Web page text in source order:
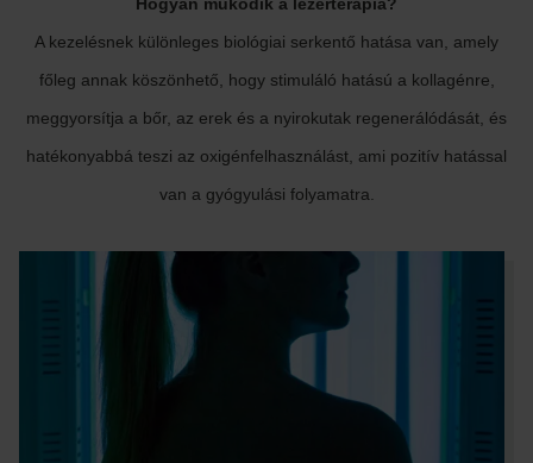
A kezelésnek különleges biológiai serkentő hatása van, amely
főleg annak köszönhető, hogy stimuláló hatású a kollagénre,
meggyorsítja a bőr, az erek és a nyirokutak regenerálódását, és
hatékonyabbá teszi az oxigénfelhasználást, ami pozitív hatással
van a gyógyulási folyamatra.